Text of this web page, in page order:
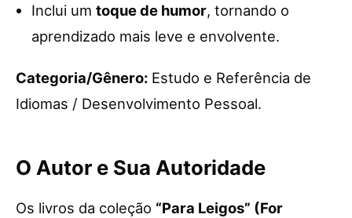
Inclui um toque de humor, tornando o
aprendizado mais leve e envolvente.
Categoria/Gênero: Estudo e Referência de
Idiomas / Desenvolvimento Pessoal.
O Autor e Sua Autoridade
Os livros da coleção “Para Leigos” (For